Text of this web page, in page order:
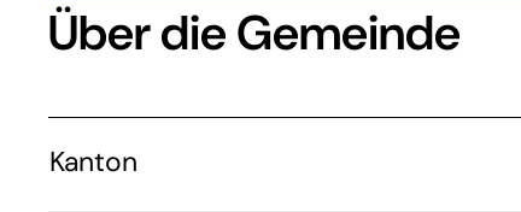
Über die Gemeinde
Kanton